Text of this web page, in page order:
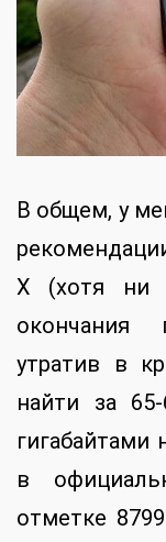
В общем, у
X (хотя ни
окончания
утратив в
найти за
гигабайтами
в
отметке